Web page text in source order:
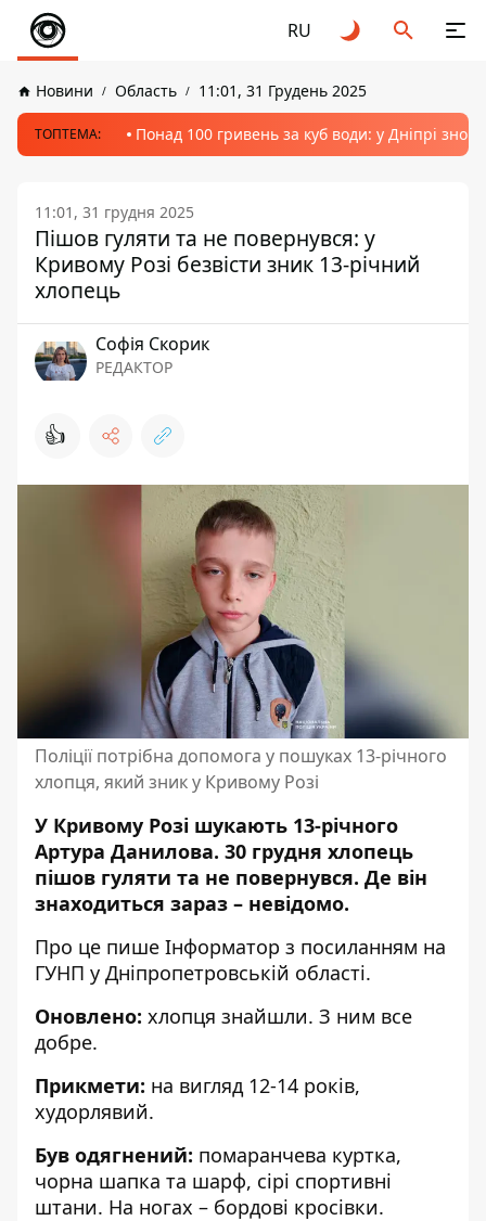
RU
Новини Область 11:01, 31 Грудень 2025
ТОПТЕМА: Понад 100 гривень за куб води: у Дніпрі
11:01, 31 грудня 2025
Пішов гуляти та не повернувся: у
Кривому Розі безвісти зник 13-річний
хлопець
Софія Скорик
РЕДАКТОР
👍
Поліції потрібна допомога у пошуках 13-річного
хлопця, який зник у Кривому Розі
У Кривому Розі шукають 13-річного
Артура Данилова. 30 грудня хлопець
пішов гуляти та не повернувся. Де він
знаходиться зараз – невідомо.
Про це пише Інформатор з посиланням на
ГУНП у Дніпропетровській області.
Оновлено: хлопця знайшли. З ним все
добре.
Прикмети: на вигляд 12-14 років,
худорлявий.
Був одягнений: помаранчева куртка,
чорна шапка та шарф, сірі спортивні
штани. На ногах – бордові кросівки.